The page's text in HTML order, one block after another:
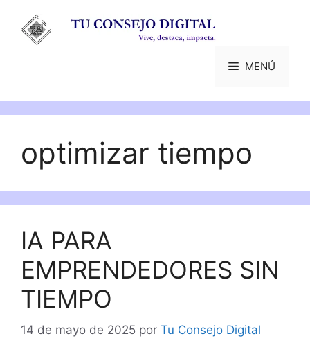
contenido
MENÚ
optimizar tiempo
IA PARA
EMPRENDEDORES SIN
TIEMPO
14 de mayo de 2025 por Tu Consejo Digital